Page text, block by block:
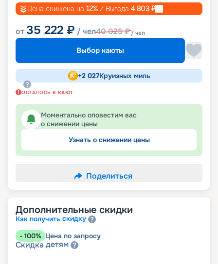
Цена снижена на 12% / Выгода 4 803 ₽
от35 222 ₽ / чел40 025₽/ чел
Выбор каюты
+2 027Круизных миль
ОСТАЛОСЬ 6 КАЮТ
Моментально оповестим вас
о снижении цены
Узнать о снижении цены
Поделиться
Дополнительные скидки
Как получить скидку
- 100% Цена по запросу
Скидка детям